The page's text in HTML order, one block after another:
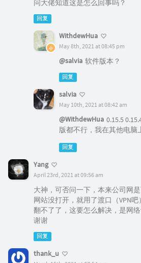
问大佬知道这是怎么回事吗？
回复
WithdewHua
May 8th, 2021 at 08:45 pm
@salvia 软件版本？
回复
salvia
May 10th, 2021 at 08:42 am
@WithdewHua 0.15.5
版都不行，我在其他电脑
回复
Yang
April 23rd, 2021 at 09:56 am
大神，可否问一下，本来公司网
网站没打开，就用了渡口（VPN
翻不了了，这要怎么解决，是网
谢谢
回复
thank_u